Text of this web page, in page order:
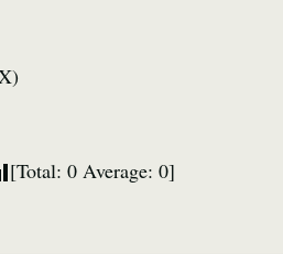
[Total: 0 Average: 0]